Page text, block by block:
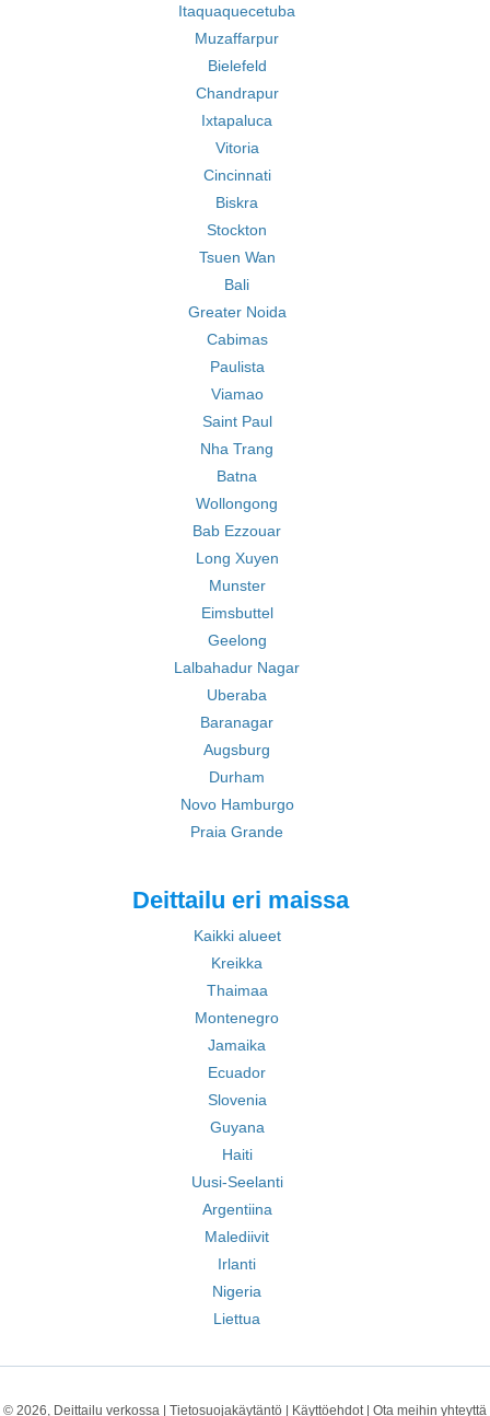
Itaquaquecetuba
Muzaffarpur
Bielefeld
Chandrapur
Ixtapaluca
Vitoria
Cincinnati
Biskra
Stockton
Tsuen Wan
Bali
Greater Noida
Cabimas
Paulista
Viamao
Saint Paul
Nha Trang
Batna
Wollongong
Bab Ezzouar
Long Xuyen
Munster
Eimsbuttel
Geelong
Lalbahadur Nagar
Uberaba
Baranagar
Augsburg
Durham
Novo Hamburgo
Praia Grande
Deittailu eri maissa
Kaikki alueet
Kreikka
Thaimaa
Montenegro
Jamaika
Ecuador
Slovenia
Guyana
Haiti
Uusi-Seelanti
Argentiina
Malediivit
Irlanti
Nigeria
Liettua
© 2026, Deittailu verkossa | Tietosuojakäytäntö Käyttöehdot| Ota meihin yhteyttä